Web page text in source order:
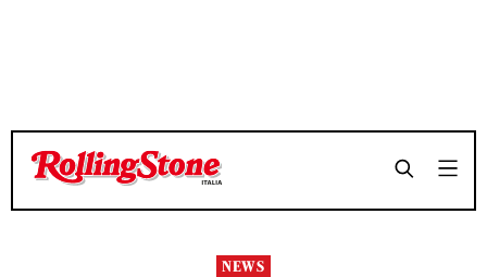
TEMPO DI LETTURA 5 MINUTI
TEMPO DI LETTURA 5 MINUTI
NEWS